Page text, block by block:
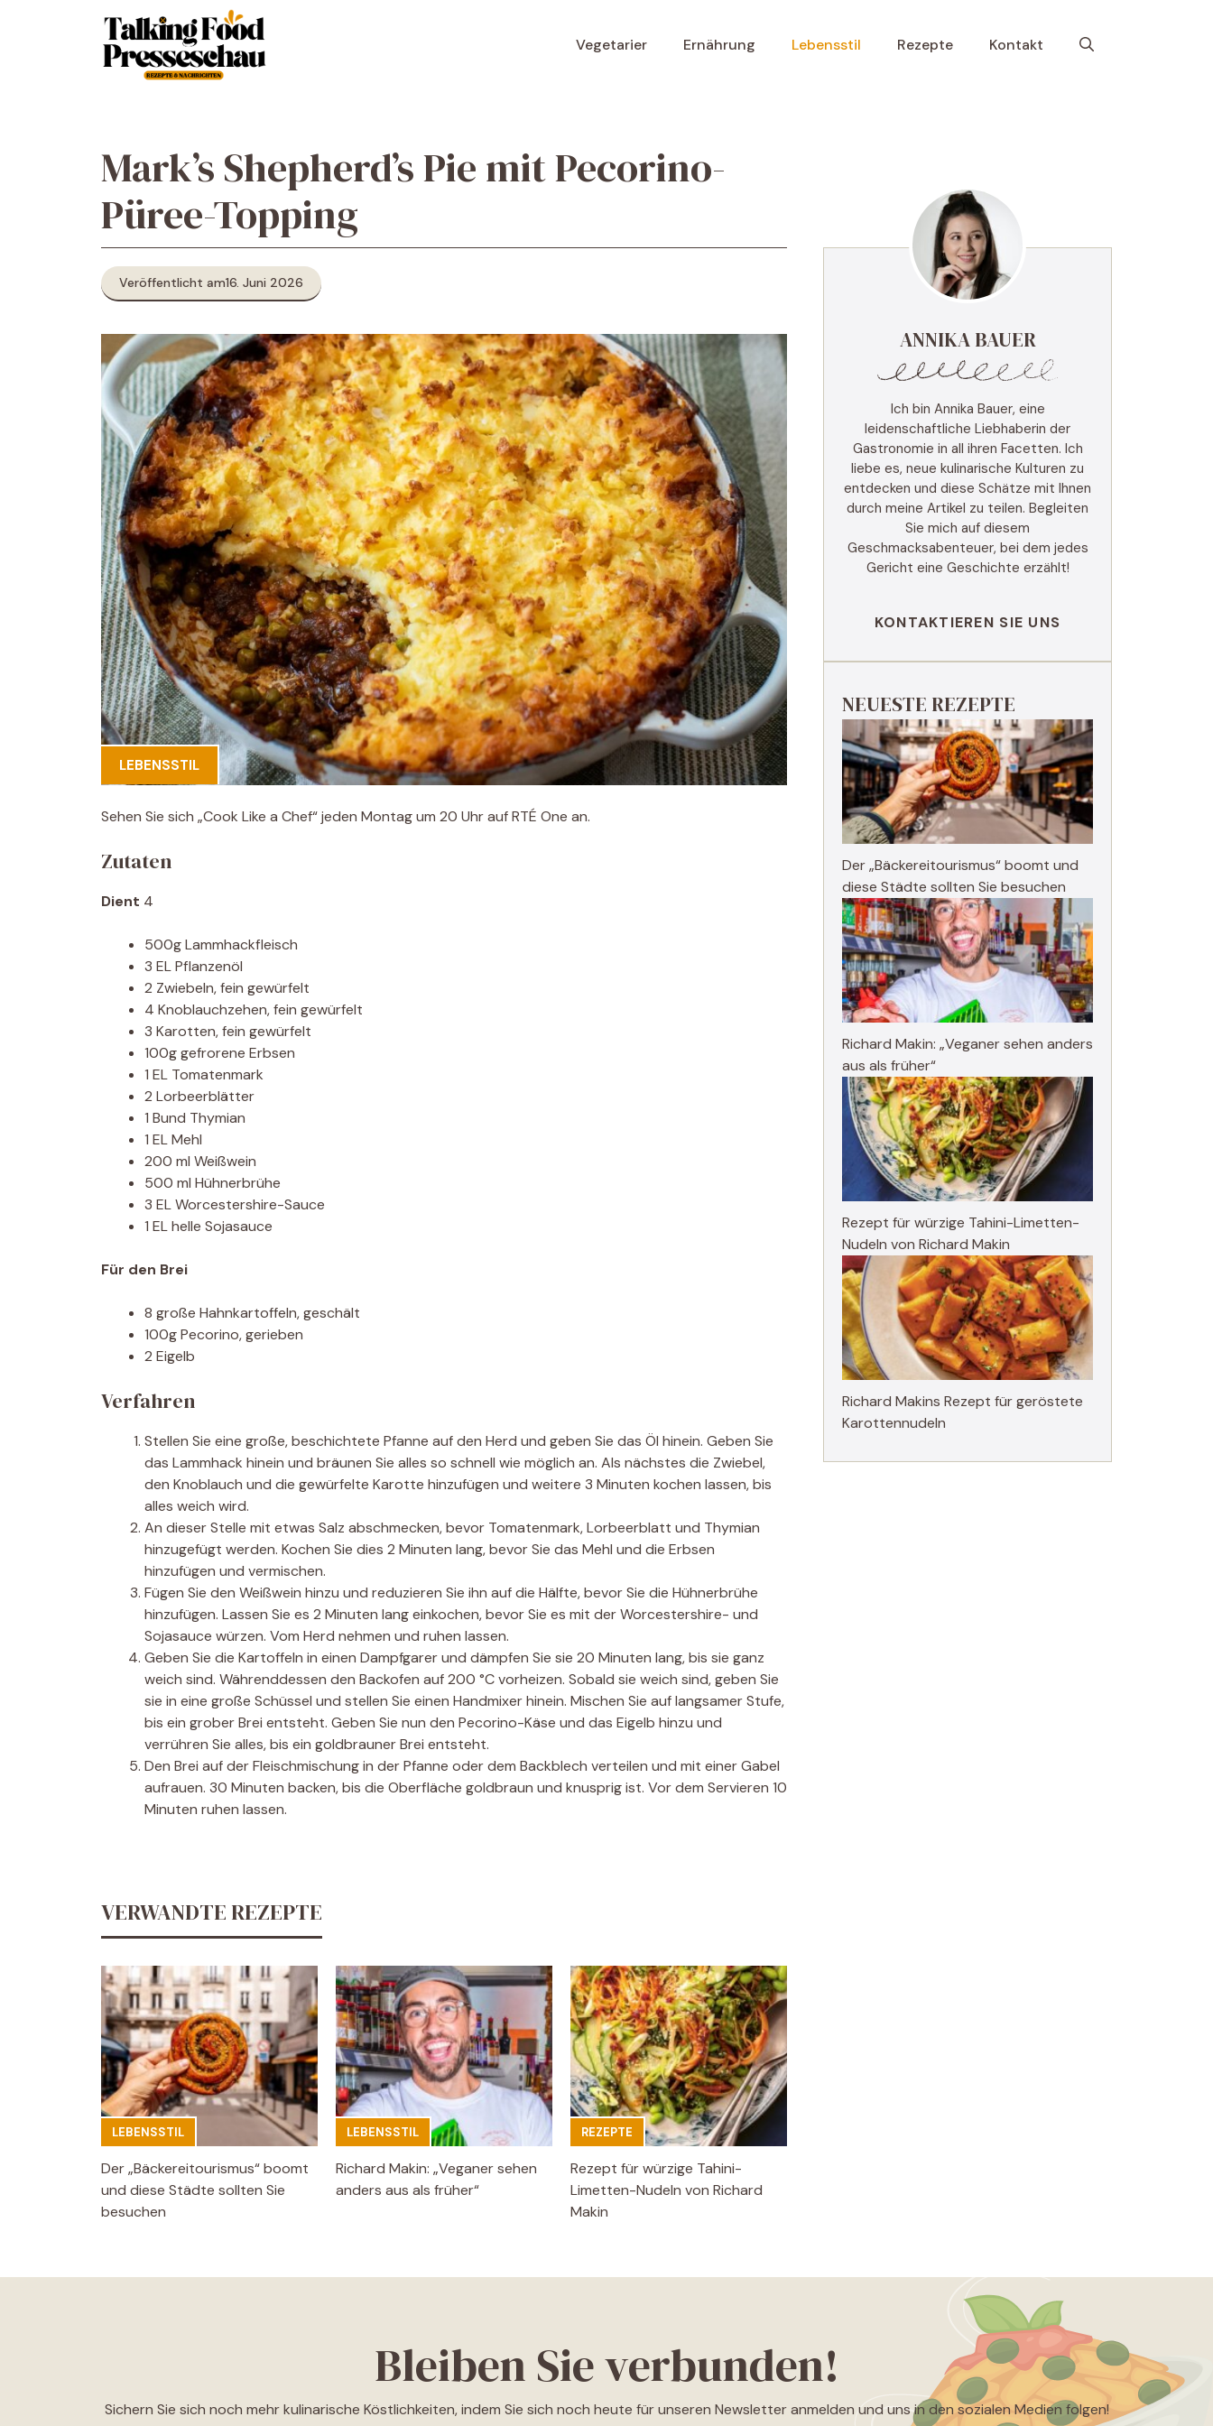
Vegetarier Ernährung Lebensstil Rezepte Kontakt
Mark’s Shepherd’s Pie mit Pecorino-
Püree-Topping
Veröffentlicht am16. Juni 2026
LEBENSSTIL
Sehen Sie sich „Cook Like a Chef“ jeden Montag um 20 Uhr auf RTÉ One an.
Zutaten
Dient 4
500g Lammhackfleisch
3 EL Pflanzenöl
2 Zwiebeln, fein gewürfelt
4 Knoblauchzehen, fein gewürfelt
3 Karotten, fein gewürfelt
100g gefrorene Erbsen
1 EL Tomatenmark
2 Lorbeerblätter
1 Bund Thymian
1 EL Mehl
200 ml Weißwein
500 ml Hühnerbrühe
3 EL Worcestershire-Sauce
1 EL helle Sojasauce
Für den Brei
8 große Hahnkartoffeln, geschält
100g Pecorino, gerieben
2 Eigelb
Verfahren
Stellen Sie eine große, beschichtete Pfanne auf den Herd und geben Sie das Öl hinein. Geben Sie
das Lammhack hinein und bräunen Sie alles so schnell wie möglich an. Als nächstes die Zwiebel,
den Knoblauch und die gewürfelte Karotte hinzufügen und weitere 3 Minuten kochen lassen, bis
alles weich wird.
An dieser Stelle mit etwas Salz abschmecken, bevor Tomatenmark, Lorbeerblatt und Thymian
hinzugefügt werden. Kochen Sie dies 2 Minuten lang, bevor Sie das Mehl und die Erbsen
hinzufügen und vermischen.
Fügen Sie den Weißwein hinzu und reduzieren Sie ihn auf die Hälfte, bevor Sie die Hühnerbrühe
hinzufügen. Lassen Sie es 2 Minuten lang einkochen, bevor Sie es mit der Worcestershire- und
Sojasauce würzen. Vom Herd nehmen und ruhen lassen.
Geben Sie die Kartoffeln in einen Dampfgarer und dämpfen Sie sie 20 Minuten lang, bis sie ganz
weich sind. Währenddessen den Backofen auf 200 °C vorheizen. Sobald sie weich sind, geben Sie
sie in eine große Schüssel und stellen Sie einen Handmixer hinein. Mischen Sie auf langsamer Stufe,
bis ein grober Brei entsteht. Geben Sie nun den Pecorino-Käse und das Eigelb hinzu und
verrühren Sie alles, bis ein goldbrauner Brei entsteht.
Den Brei auf der Fleischmischung in der Pfanne oder dem Backblech verteilen und mit einer Gabel
aufrauen. 30 Minuten backen, bis die Oberfläche goldbraun und knusprig ist. Vor dem Servieren 10
Minuten ruhen lassen.
VERWANDTE REZEPTE
LEBENSSTIL
Der „Bäckereitourismus“ boomt
und diese Städte sollten Sie
besuchen
LEBENSSTIL
Richard Makin: „Veganer sehen
anders aus als früher“
REZEPTE
Rezept für würzige Tahini-
Limetten-Nudeln von Richard
Makin
ANNIKA BAUER
Ich bin Annika Bauer, eine
leidenschaftliche Liebhaberin der
Gastronomie in all ihren Facetten. Ich
liebe es, neue kulinarische Kulturen zu
entdecken und diese Schätze mit Ihnen
durch meine Artikel zu teilen. Begleiten
Sie mich auf diesem
Geschmacksabenteuer, bei dem jedes
Gericht eine Geschichte erzählt!
KONTAKTIEREN SIE UNS
NEUESTE REZEPTE
Der „Bäckereitourismus“ boomt und
diese Städte sollten Sie besuchen
Richard Makin: „Veganer sehen anders
aus als früher“
Rezept für würzige Tahini-Limetten-
Nudeln von Richard Makin
Richard Makins Rezept für geröstete
Karottennudeln
Bleiben Sie verbunden!
Sichern Sie sich noch mehr kulinarische Köstlichkeiten, indem Sie sich noch heute für unseren Newsletter anmelden und uns in den sozialen Medien folgen!